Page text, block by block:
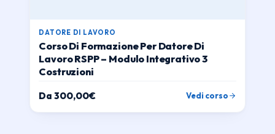
DATORE DI LAVORO
Corso Di Formazione Per Datore Di
Lavoro RSPP – Modulo Integrativo 3
Costruzioni
Da300,00€ Vedi corso